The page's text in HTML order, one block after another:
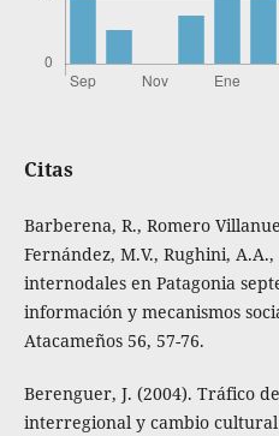
Citas
Barberena, R., Romero
Fernández, M.V., Rughini, A.A.,
internodales en Patagonia
información y mecanismos
Atacameños 56, 57-76.
Berenguer, J. (2004). Tráfico
interregional y cambio